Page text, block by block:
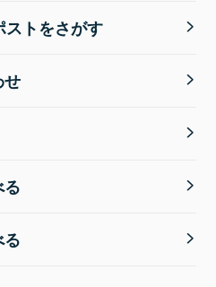
ストをさがす
せ